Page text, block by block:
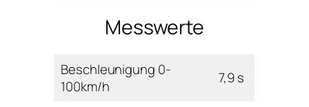
Messwerte
Beschleunigung 0-
100km/h
7,9 s